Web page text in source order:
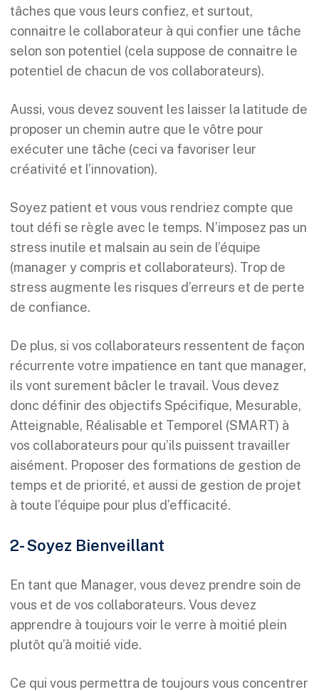
tâches que vous leurs confiez, et surtout,
connaitre le collaborateur à qui confier une tâche
selon son potentiel (cela suppose de connaitre le
potentiel de chacun de vos collaborateurs).
Aussi, vous devez souvent les laisser la latitude de
proposer un chemin autre que le vôtre pour
exécuter une tâche (ceci va favoriser leur
créativité et l’innovation).
Soyez patient et vous vous rendriez compte que
tout défi se règle avec le temps. N’imposez pas un
stress inutile et malsain au sein de l’équipe
(manager y compris et collaborateurs). Trop de
stress augmente les risques d’erreurs et de perte
de confiance.
De plus, si vos collaborateurs ressentent de façon
récurrente votre impatience en tant que manager,
ils vont surement bâcler le travail. Vous devez
donc définir des objectifs Spécifique, Mesurable,
Atteignable, Réalisable et Temporel (SMART) à
vos collaborateurs pour qu’ils puissent travailler
aisément. Proposer des formations de gestion de
temps et de priorité, et aussi de gestion de projet
à toute l’équipe pour plus d’efficacité.
2- Soyez Bienveillant
En tant que Manager, vous devez prendre soin de
vous et de vos collaborateurs. Vous devez
apprendre à toujours voir le verre à moitié plein
plutôt qu’à moitié vide.
Ce qui vous permettra de toujours vous concentrer